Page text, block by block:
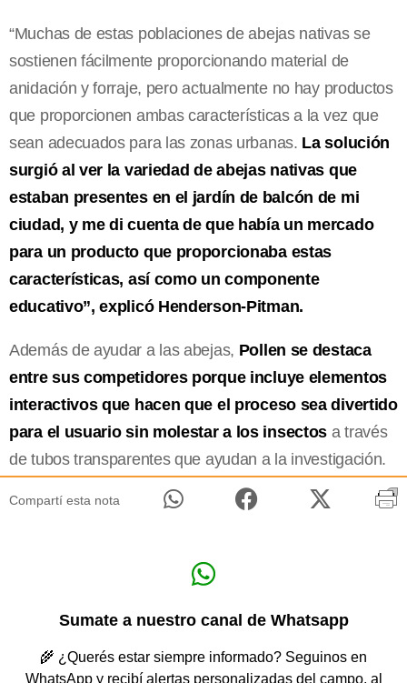
“Muchas de estas poblaciones de abejas nativas se
sostienen fácilmente proporcionando material de
anidación y forraje, pero actualmente no hay productos
que proporcionen ambas características a la vez que
sean adecuados para las zonas urbanas. La solución
surgió al ver la variedad de abejas nativas que
estaban presentes en el jardín de balcón de mi
ciudad, y me di cuenta de que había un mercado
para un producto que proporcionaba estas
características, así como un componente
educativo”, explicó Henderson-Pitman.
Además de ayudar a las abejas, Pollen se destaca
entre sus competidores porque incluye elementos
interactivos que hacen que el proceso sea divertido
para el usuario sin molestar a los insectos a través
de tubos transparentes que ayudan a la investigación.
Compartí esta nota
Sumate a nuestro canal de Whatsapp
🌾 ¿Querés estar siempre informado? Seguinos en
WhatsApp y recibí alertas personalizadas del campo, al